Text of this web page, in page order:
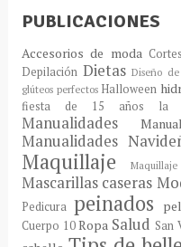
PUBLICACIONES
Accesorios de moda Cortes
Depilación Dietas Diseño
glúteos perfectos Halloween
fiesta de 15 años
la
Manualidades
Manualidades
Maquillaje
Mascarillas caseras
Pedicura peinados
Cuerpo 10 Ropa Salud San